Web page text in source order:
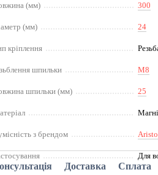
(мм) 300
(мм) 24
кріплення
шпильки M8
шпильки (мм) 25
з брендом
Для
Доставка Сплата